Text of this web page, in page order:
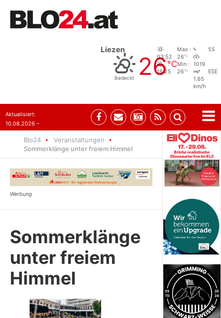
Liezen
Bedeckt 26°C
03:52
18:25
Max :
26°C
Min :
26°C
55
1019
ESE
1.65
km/h
Aktualisiert:
10.08.2026 –
Blo24
Veranstaltungen
Sommerklänge unter freiem Himmel
Sommerklänge
unter freiem
Himmel